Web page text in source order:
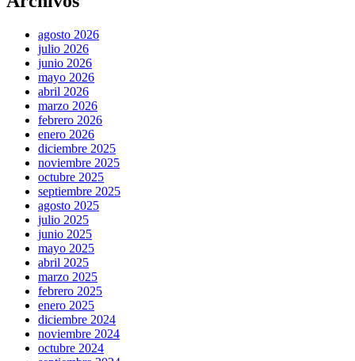
agosto 2026
julio 2026
junio 2026
mayo 2026
abril 2026
marzo 2026
febrero 2026
enero 2026
diciembre 2025
noviembre 2025
octubre 2025
septiembre 2025
agosto 2025
julio 2025
junio 2025
mayo 2025
abril 2025
marzo 2025
febrero 2025
enero 2025
diciembre 2024
noviembre 2024
octubre 2024